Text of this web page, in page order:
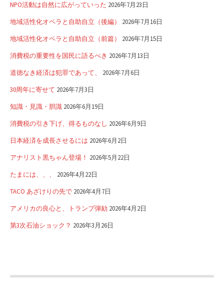
NPO活動は自然に広がっていった 2026年7月23日
地域活性化オペラと自助自立（後編） 2026年7月16日
地域活性化オペラと自助自立（前篇） 2026年7月15日
消費税の重要性を国民に語るべき 2026年7月13日
道徳なき経済は犯罪であって、 2026年7月6日
30周年に寄せて 2026年7月3日
知識・見識・胆識 2026年6月19日
消費税の引き下げ、得るものなし 2026年6月9日
日本経済を成長させるには 2026年6月2日
アナリスト黒ちゃん登場！ 2026年5月22日
たまには、、、 2026年4月22日
TACO あざけりの先で 2026年4月7日
アメリカの良心と、トランプ弾劾 2026年4月2日
第3次石油ショック？ 2026年3月26日